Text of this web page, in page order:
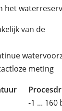
het
van de
meting
-1 ... 160